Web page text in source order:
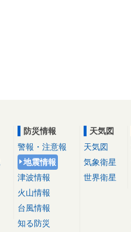
防災情報
警報・注意報
地震情報
津波情報
火山情報
台風情報
知る防災
天気図
天気図
気象衛星
世界衛星